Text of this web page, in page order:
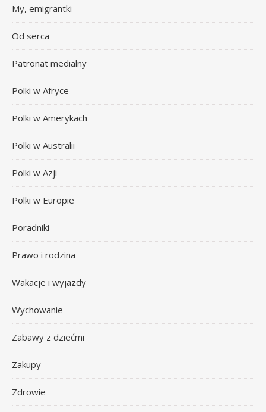
My, emigrantki
Od serca
Patronat medialny
Polki w Afryce
Polki w Amerykach
Polki w Australii
Polki w Azji
Polki w Europie
Poradniki
Prawo i rodzina
Wakacje i wyjazdy
Wychowanie
Zabawy z dziećmi
Zakupy
Zdrowie